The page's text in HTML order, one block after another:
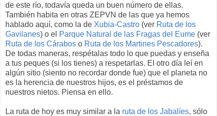
de este río, todavía queda un buen número de ellas.
También habita en otras ZEPVN de las que ya hemos
hablado aquí, como la de Xubia-Castro (ver Ruta de los
Gavilanes) o el Parque Natural de las Fragas del Eume (ver
Ruta de los Cárabos o Ruta de los Martines Pescadores).
De todas maneras, respétalas todo lo que puedas y enseña
a tus peques (si los tienes) a respetarlas. El otro día leí en
algún sitio (siento no recordar donde fue) que el planeta no
es la herencia de nuestros hijos, es el préstamos de
nuestros nietos. Piensa en ello.
La ruta de hoy es muy similar a la ruta de los Jabalíes, sólo